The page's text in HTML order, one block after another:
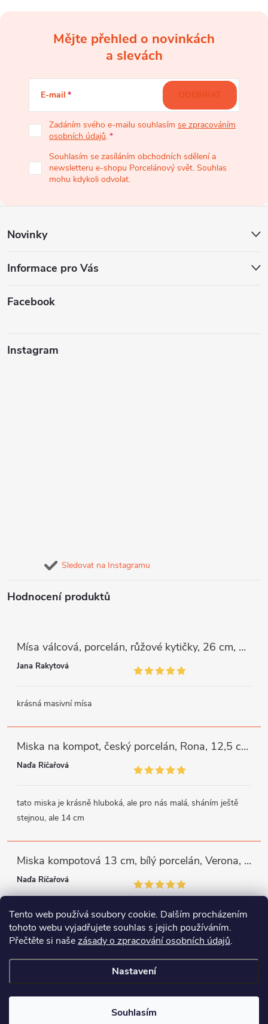
Tento web používá soubory cookie. Dalším procházením
tohoto webu vyjadřujete souhlas s jejich používáním.
Přečtěte si našezásady o zpracování osobních údajů.
Nastavení
Souhlasím
í
Mějte přehled o novinkách
a slevách
E-mail
Zadáním svého e-mailu souhlasím se zpracováním
osobních údajů.
Souhlasím se zasíláním obchodních sdělení a
newsletteru e-shopu Porcelánový svět. Souhlas
mohu kdykoli odvolat.
ODEBÍRAT
Novinky
Informace pro Vás
Facebook
Instagram
Sledovat na Instagramu
Hodnocení produktů
Mísa válcová, porcelán, růžové kytičky, 26 cm, G. Benedikt
Jana Rakytová
krásná masivní mísa
Miska na kompot, český porcelán, Rona, 12,5 cm, bílý, G. Benedikt
Naďa Říčařová
tato miska je krásně hluboká, ale pro nás malá, sháním ještě
stejnou, ale 14 cm
Miska kompotová 13 cm, bílý porcelán, Verona, G. Benedikt
Naďa Říčařová
miska je trochu mělká, ale využiji
Copyright 2026Porcelánový svět. Všechna práva vyhrazena.